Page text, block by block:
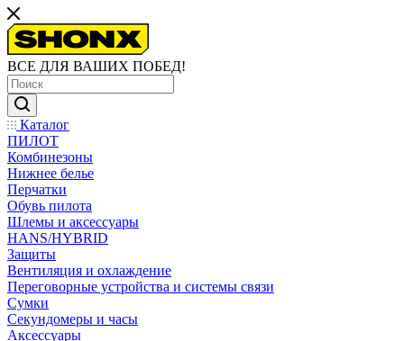
ВСЕ ДЛЯ ВАШИХ ПОБЕД!
Каталог
ПИЛОТ
Комбинезоны
Нижнее белье
Перчатки
Обувь пилота
Шлемы и аксессуары
HANS/HYBRID
Защиты
Вентиляция и охлаждение
Переговорные устройства и системы связи
Сумки
Секундомеры и часы
Аксессуары